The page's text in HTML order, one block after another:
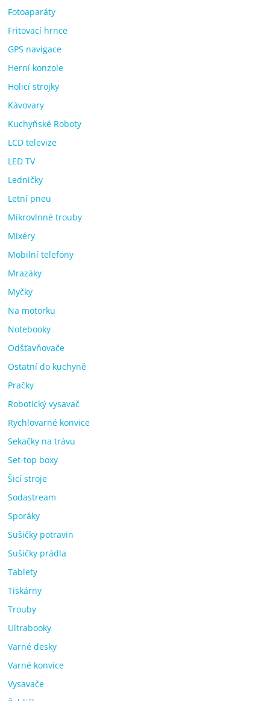
Fotoaparáty
Fritovací hrnce
GPS navigace
Herní konzole
Holicí strojky
Kávovary
Kuchyňské Roboty
LCD televize
LED TV
Ledničky
Letní pneu
Mikrovlnné trouby
Mixéry
Mobilní telefony
Mrazáky
Myčky
Na motorku
Notebooky
Odšťavňovače
Ostatní do kuchyně
Pračky
Robotický vysavač
Rychlovarné konvice
Sekačky na trávu
Set-top boxy
Šicí stroje
Sodastream
Sporáky
Sušičky potravin
Sušičky prádla
Tablety
Tiskárny
Trouby
Ultrabooky
Varné desky
Varné konvice
Vysavače